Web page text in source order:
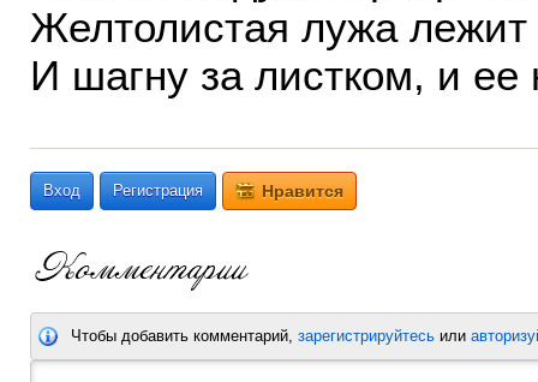
Желтолистая лужа
И шагну за листком, и
Вход Регистрация Нравится
Чтобы добавить комментарий, зарегистрируйтесь или